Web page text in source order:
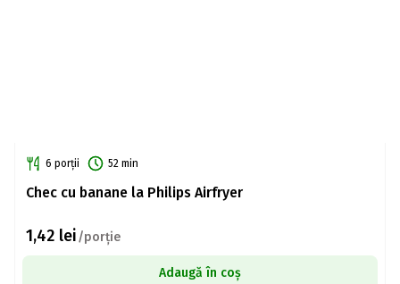
6 porții 52 min
Chec cu banane la Philips Airfryer
1,42 lei/porție
Adaugă în coș